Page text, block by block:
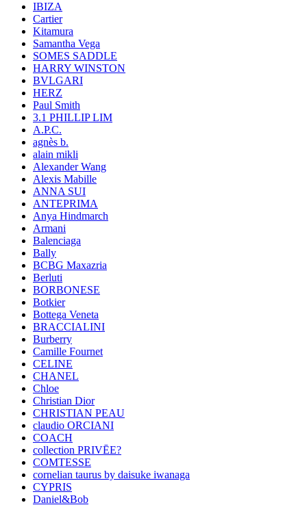
IBIZA
Cartier
Kitamura
Samantha Vega
SOMES SADDLE
HARRY WINSTON
BVLGARI
HERZ
Paul Smith
3.1 PHILLIP LIM
A.P.C.
agnès b.
alain mikli
Alexander Wang
Alexis Mabille
ANNA SUI
ANTEPRIMA
Anya Hindmarch
Armani
Balenciaga
Bally
BCBG Maxazria
Berluti
BORBONESE
Botkier
Bottega Veneta
BRACCIALINI
Burberry
Camille Fournet
CELINE
CHANEL
Chloe
Christian Dior
CHRISTIAN PEAU
claudio ORCIANI
COACH
collection PRIVĒE?
COMTESSE
cornelian taurus by daisuke iwanaga
CYPRIS
Daniel&Bob